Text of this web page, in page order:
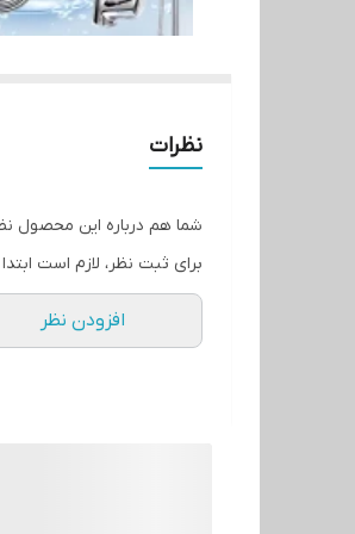
نظرات
شما هم درباره این محصول
برای ثبت نظر، لازم است
افزودن نظر